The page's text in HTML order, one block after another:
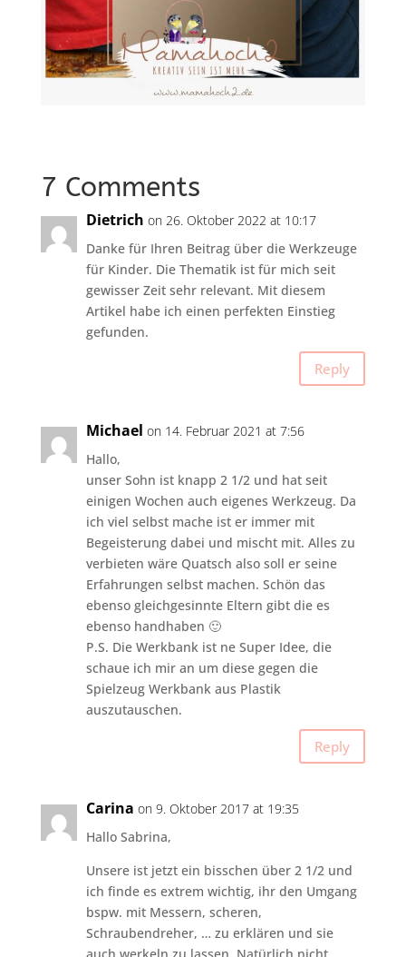
7 Comments
Dietrich on 26. Oktober 2022 at 10:17
Danke für Ihren Beitrag über die Werkzeuge
für Kinder. Die Thematik ist für mich seit
gewisser Zeit sehr relevant. Mit diesem
Artikel habe ich einen perfekten Einstieg
gefunden.
Reply
Michael on 14. Februar 2021 at 7:56
Hallo,
unser Sohn ist knapp 2 1/2 und hat seit
einigen Wochen auch eigenes Werkzeug. Da
ich viel selbst mache ist er immer mit
Begeisterung dabei und mischt mit. Alles zu
verbieten wäre Quatsch also soll er seine
Erfahrungen selbst machen. Schön das
ebenso gleichgesinnte Eltern gibt die es
ebenso handhaben 🙂
P.S. Die Werkbank ist ne Super Idee, die
schaue ich mir an um diese gegen die
Spielzeug Werkbank aus Plastik
auszutauschen.
Reply
Carina on 9. Oktober 2017 at 19:35
Hallo Sabrina,
Unsere ist jetzt ein bisschen über 2 1/2 und
ich finde es extrem wichtig, ihr den Umgang
bspw. mit Messern, scheren,
Schraubendreher, … zu erklären und sie